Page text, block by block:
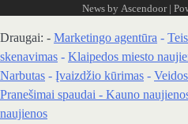
News by Ascendoor|
Draugai: - Marketingo agentūra -
skenavimas - Klaipedos miesto
Narbutas - Įvaizdžio kūrimas -
Pranešimai spaudai - Kauno
naujienos